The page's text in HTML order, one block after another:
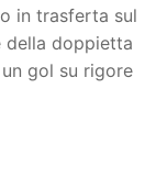
in trasferta sul
della doppietta
gol su rigore